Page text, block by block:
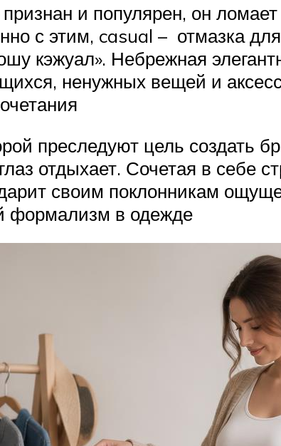
и популярен, он
с этим, casual – отмазка
кэжуал». Небрежная
ненужных вещей и
преследуют цель создать
отдыхает. Сочетая в себе
своим поклонникам
формализм в одежде